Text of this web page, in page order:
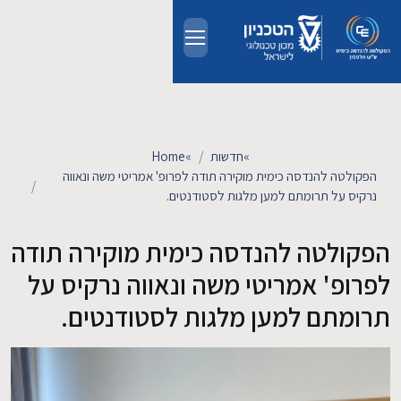
לימודים
מחקר
חדשות ואירועים
קשרי תעשייה
צרו קשר
Home» חדשות»
הפקולטה להנדסה כימית מוקירה תודה לפרופ' אמריטי משה ונאווה
נרקיס על תרומתם למען מלגות לסטודנטים.
הפקולטה להנדסה כימית מוקירה תודה
לפרופ' אמריטי משה ונאווה נרקיס על
תרומתם למען מלגות לסטודנטים.